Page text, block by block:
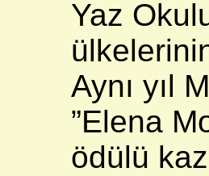
Yaz
Aynı yıl
”Elena
ödülü